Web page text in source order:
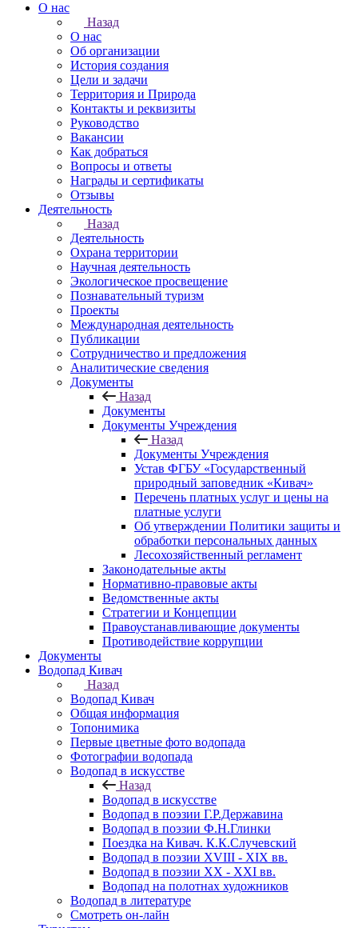
О нас
Назад
О нас
Об организации
История создания
Цели и задачи
Территория и Природа
Контакты и реквизиты
Руководство
Вакансии
Как добраться
Вопросы и ответы
Награды и сертификаты
Отзывы
Деятельность
Назад
Деятельность
Охрана территории
Научная деятельность
Экологическое просвещение
Познавательный туризм
Проекты
Международная деятельность
Публикации
Сотрудничество и предложения
Аналитические сведения
Документы
Назад
Документы
Документы Учреждения
Назад
Документы Учреждения
Устав ФГБУ «Государственный
природный заповедник «Кивач»
Перечень платных услуг и цены на
платные услуги
Об утверждении Политики защиты и
обработки персональных данных
Лесохозяйственный регламент
Законодательные акты
Нормативно-правовые акты
Ведомственные акты
Стратегии и Концепции
Правоустанавливающие документы
Противодействие коррупции
Документы
Водопад Кивач
Назад
Водопад Кивач
Общая информация
Топонимика
Первые цветные фото водопада
Фотографии водопада
Водопад в искусстве
Назад
Водопад в искусстве
Водопад в поэзии Г.Р.Державина
Водопад в поэзии Ф.Н.Глинки
Поездка на Кивач. К.К.Случевский
Водопад в поэзии XVIII - XIX вв.
Водопад в поэзии XX - XXI вв.
Водопад на полотнах художников
Водопад в литературе
Смотреть он-лайн